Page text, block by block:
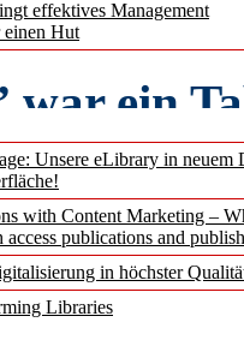
effektives Management
Hut
Unsere eLibrary in neuem
with Content Marketing –
publications and
in höchster
Libraries
war ein